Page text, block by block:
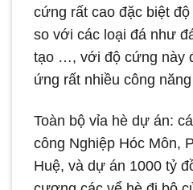
cứng rất cao đặc biệt
so với các loại đá như
tạo …, với độ cứng này
ứng rất nhiều công
Toàn bộ vỉa hè dự án:
công Nghiệp Hóc Môn,
Huệ, và dự án 1000 tỷ